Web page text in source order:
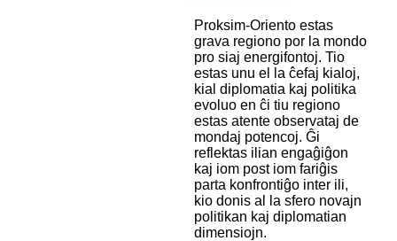
Proksim-Oriento estas
grava regiono por la mondo
pro siaj energifontoj. Tio
estas unu el la ĉefaj kialoj,
kial diplomatia kaj politika
evoluo en ĉi tiu regiono
estas atente observataj de
mondaj potencoj. Ĝi
reflektas ilian engaĝiĝon
kaj iom post iom fariĝis
parta konfrontiĝo inter ili,
kio donis al la sfero novajn
politikan kaj diplomatian
dimensiojn.